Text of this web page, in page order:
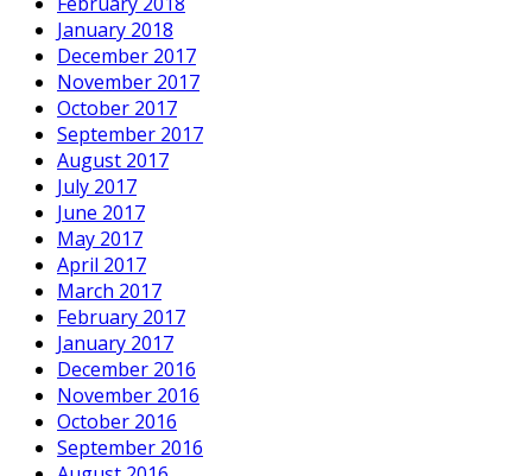
January 2018
December 2017
November 2017
October 2017
September 2017
August 2017
July 2017
June 2017
May 2017
April 2017
March 2017
February 2017
January 2017
December 2016
November 2016
October 2016
September 2016